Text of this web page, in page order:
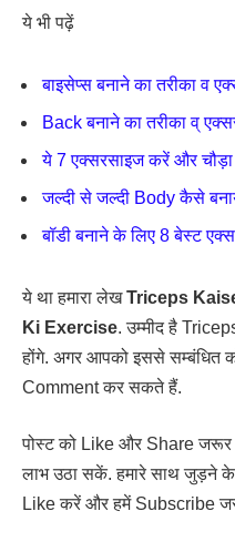
ये भी पढ़ें
बाइसेप्स बनाने का तरीका व
Back बनाने का तरीका व्
ये 7 एक्सरसाइज करें और चौड़ा
जल्दी से जल्दी Body कैसे
बॉडी बनाने के लिए 8 बेस्ट
ये था हमारा लेखTriceps
Ki Exercise. उम्मीद है
होंगे. अगर आपको इससे सम्बंधित
Comment कर सकते हैं.
पोस्ट को Like और Share जरूर
लाभ उठा सकें. हमारे साथ जुड़ने के
Like करें और हमें Subscribe